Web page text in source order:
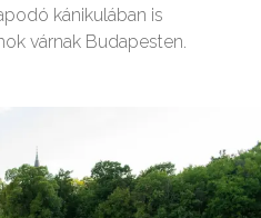
kánikulában is
várnak Budapesten.